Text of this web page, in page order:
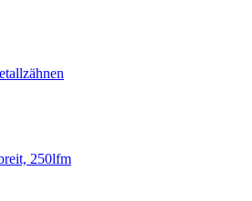
250lfm